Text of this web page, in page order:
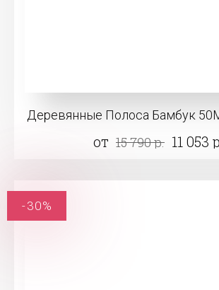
Деревянные Полоса Бамбук
от 15 790 р. 11 053
-30%